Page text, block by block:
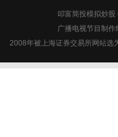
叩富简投模拟炒
广播电视节目制
2008年被上海证券交易所网站选